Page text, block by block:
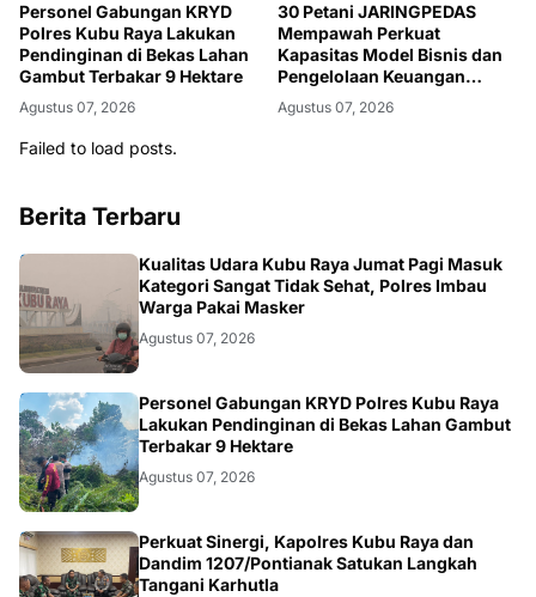
Personel Gabungan KRYD
Polres Kubu Raya Lakukan
Pendinginan di Bekas Lahan
Gambut Terbakar 9 Hektare
Agustus 07, 2026
30 Petani JARINGPEDAS
Mempawah Perkuat
Kapasitas Model Bisnis dan
Pengelolaan Keuangan
Usaha
Agustus 07, 2026
Failed to load posts.
Berita Terbaru
KALBAR
Kualitas Udara Kubu Raya Jumat Pagi Masuk
Kategori Sangat Tidak Sehat, Polres Imbau
Warga Pakai Masker
Agustus 07, 2026
KALBAR
Personel Gabungan KRYD Polres Kubu Raya
Lakukan Pendinginan di Bekas Lahan Gambut
Terbakar 9 Hektare
Agustus 07, 2026
KALBAR
Perkuat Sinergi, Kapolres Kubu Raya dan
Dandim 1207/Pontianak Satukan Langkah
Tangani Karhutla